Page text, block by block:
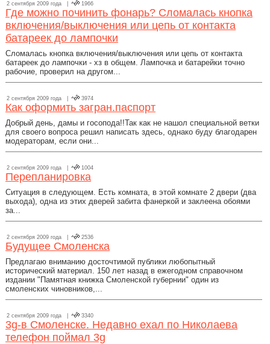
2 сентября 2009 года | 1966
Где можно починить фонарь? Сломалась кнопка
включения/выключения или цепь от контакта
батареек до лампочки
Сломалась кнопка включения/выключения или цепь от контакта
батареек до лампочки - хз в общем. Лампочка и батарейки точно
рабочие, проверил на другом...
2 сентября 2009 года | 3974
Как оформить загран.паспорт
Добрый день, дамы и госопода!!Так как не нашол специальной ветки
для своего вопроса решил написать здесь, однако буду благодарен
модераторам, если они...
2 сентября 2009 года | 1004
Перепланировка
Ситуация в следующем. Есть комната, в этой комнате 2 двери (два
выхода), одна из этих дверей забита фанеркой и заклеена обоями
за...
2 сентября 2009 года | 2536
Будущее Смоленска
Предлагаю вниманию досточтимой публики любопытный
исторический материал. 150 лет назад в ежегодном справочном
издании "Памятная книжка Смоленской губернии" один из
смоленских чиновников,...
2 сентября 2009 года | 3340
3g-в Смоленске. Недавно ехал по Николаева
телефон поймал 3g